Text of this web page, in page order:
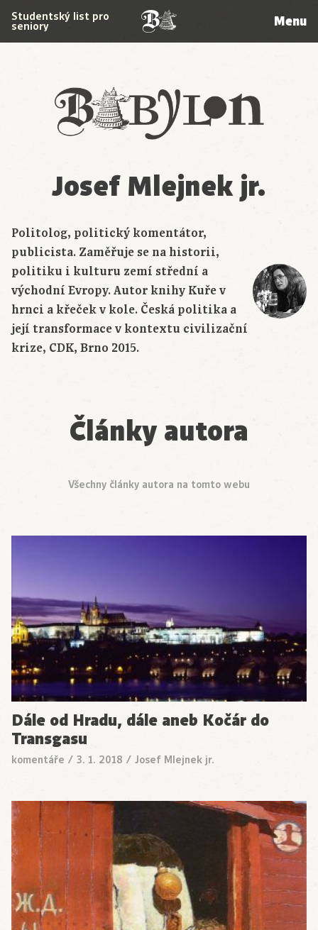
Babylon
Studentský list pro
seniory Menu
Josef Mlejnek jr.
Politolog, politický komentátor,
publicista. Zaměřuje se na historii,
politiku i kulturu zemí střední a
východní Evropy. Autor knihy Kuře v
hrnci a křeček v kole. Česká politika a
její transformace v kontextu civilizační
krize, CDK, Brno 2015.
Články autora
Všechny články autora na tomto webu
Dále od Hradu, dále aneb Kočár do
Transgasu
komentáře / 3. 1. 2018 / Josef Mlejnek jr.